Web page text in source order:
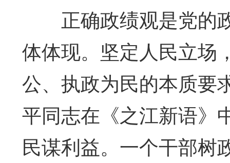
正确政绩观是党的
体体现。坚定人民立场
公、执政为民的本质要
平同志在《之江新语》
民谋利益。一个干部树